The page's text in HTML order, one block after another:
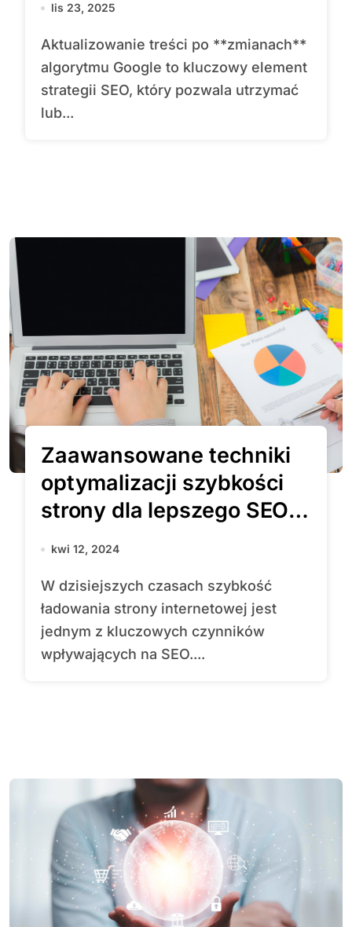
lis 23, 2025
Aktualizowanie treści po **zmianach**
algorytmu Google to kluczowy element
strategii SEO, który pozwala utrzymać
lub...
Zaawansowane techniki
optymalizacji szybkości
strony dla lepszego SEO
w 2024 roku
kwi 12, 2024
W dzisiejszych czasach szybkość
ładowania strony internetowej jest
jednym z kluczowych czynników
wpływających na SEO....